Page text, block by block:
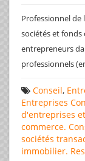
Professionnel
sociétés et fonds
entrepreneurs
professionnels
Conseil,
Entreprises
d'entreprises
commerce.
sociétés
immobilier.